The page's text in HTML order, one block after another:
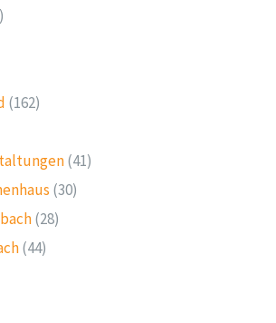
(162)
(41)
(30)
(28)
(44)